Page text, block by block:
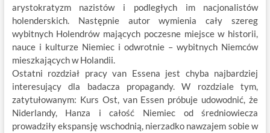
arystokratyzm nazistów i podległych im nacjonalistów
holenderskich. Następnie autor wymienia cały szereg
wybitnych Holendrów mających poczesne miejsce w historii,
nauce i kulturze Niemiec i odwrotnie – wybitnych Niemców
mieszkających w Holandii.
Ostatni rozdział pracy van Essena jest chyba najbardziej
interesujący dla badacza propagandy. W rozdziale tym,
zatytułowanym: Kurs Ost, van Essen próbuje udowodnić, że
Niderlandy, Hanza i całość Niemiec od średniowiecza
prowadziły ekspansję wschodnią, nierzadko nawzajem sobie w